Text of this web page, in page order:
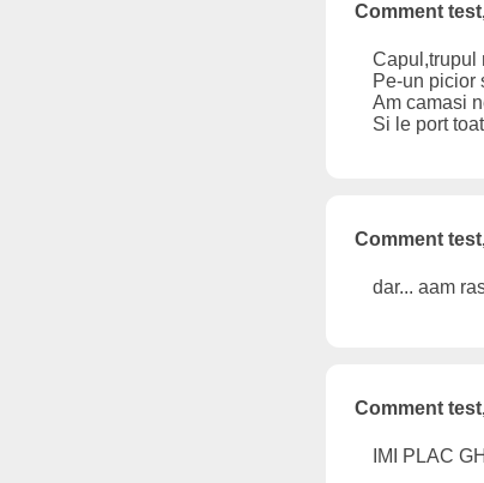
Comment
Capul,trupul
Pe-un picior
Am camasi
Si le port
Comment
dar... aam
Comment
IMI PLAC